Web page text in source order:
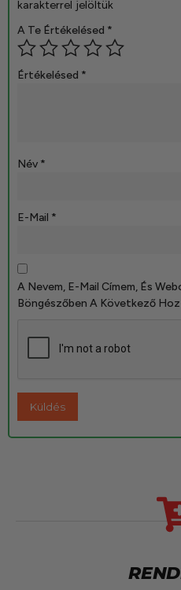
karakterrel jelöltük
A Te Értékelésed *
Értékelésed *
Név *
E-Mail *
A Nevem, E-Mail Címem, És
Böngészőben A Következő